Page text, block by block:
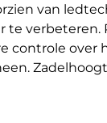
van
controle over